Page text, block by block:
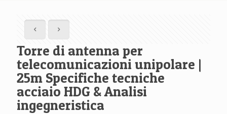
Torre di antenna per
telecomunicazioni unipolare |
25m Specifiche tecniche
acciaio HDG & Analisi
ingegneristica